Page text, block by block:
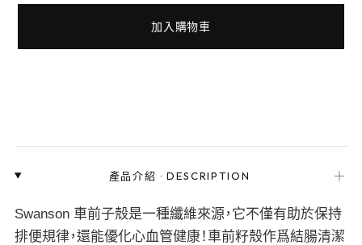
加入購物車
產品介紹 ·DESCRIPTION ＋
Swanson 車前子殼是一種纖維來源，它不僅有助於保持
排便規律，還能優化心血管健康！車前籽殼作爲結腸清潔